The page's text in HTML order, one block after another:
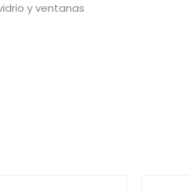
y ventanas